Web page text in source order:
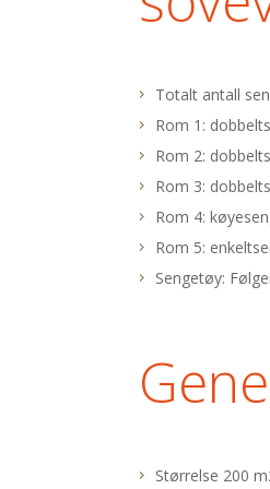
Totalt antall
Rom 1:
Rom 2:
Rom 3:
Rom 4:
Rom 5:
Sengetøy:
Størrelse 200